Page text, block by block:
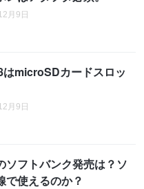
月9日
microSDカードスロッ
月9日
ソフトバンク発売は？ソ
で使えるのか？